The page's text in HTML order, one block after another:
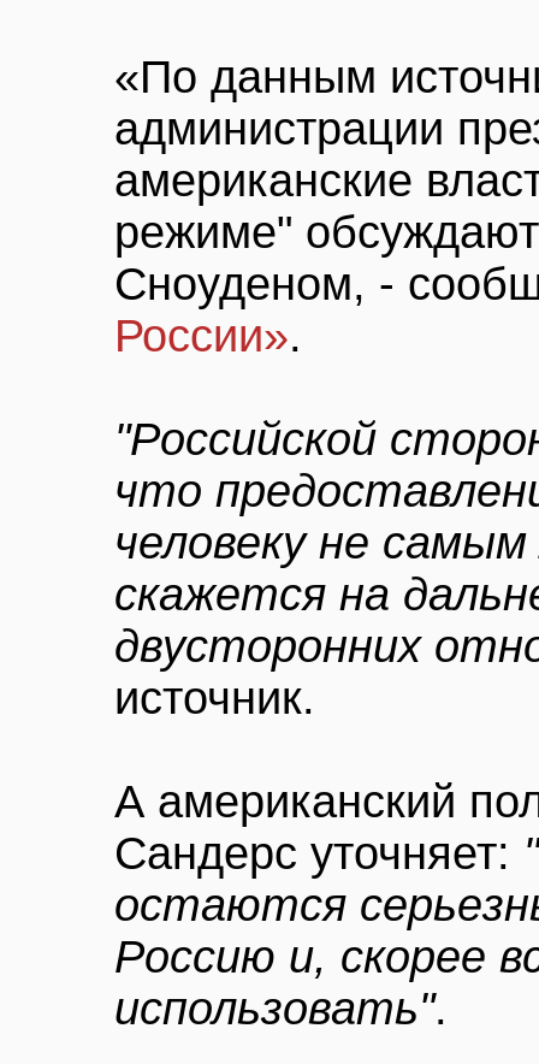
«По данным
администрации
американские
режиме"
Сноуденом, -
России».
"Российской
что
человеку не
скажется на
двусторонних
источник.
А американский
Сандерс уточняет:
остаются
Россию и, скорее
использовать".